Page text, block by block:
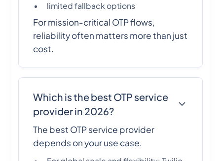
limited fallback options
For mission-critical OTP flows,
reliability often matters more than just
cost.
Which is the best OTP service
provider in 2026?
The best OTP service provider
depends on your use case.